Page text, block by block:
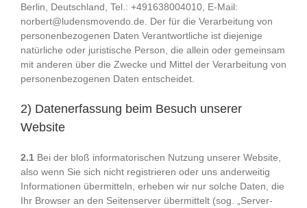
Berlin, Deutschland, Tel.: +491638004010, E-Mail:
norbert@ludensmovendo.de. Der für die Verarbeitung von
personenbezogenen Daten Verantwortliche ist diejenige
natürliche oder juristische Person, die allein oder gemeinsam
mit anderen über die Zwecke und Mittel der Verarbeitung von
personenbezogenen Daten entscheidet.
2) Datenerfassung beim Besuch unserer
Website
2.1 Bei der bloß informatorischen Nutzung unserer Website,
also wenn Sie sich nicht registrieren oder uns anderweitig
Informationen übermitteln, erheben wir nur solche Daten, die
Ihr Browser an den Seitenserver übermittelt (sog. „Server-